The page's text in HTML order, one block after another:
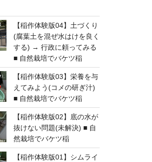
【稲作体験版04】土づくり
(腐葉土を混ぜ水はけを良く
する) → 行政に頼ってみる
■ 自然栽培でバケツ稲
【稲作体験版03】栄養を与
えてみよう(コメの研ぎ汁)
■ 自然栽培でバケツ稲
【稲作体験版02】底の水が
抜けない問題(未解決) ■ 自
然栽培でバケツ稲
【稲作体験版01】シムライ